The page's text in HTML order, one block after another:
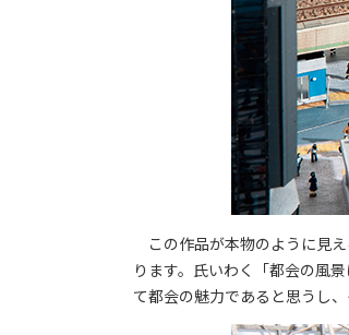
この作品が本物のように見
ります。氏いわく「都会の風
て都会の魅力であると思うし